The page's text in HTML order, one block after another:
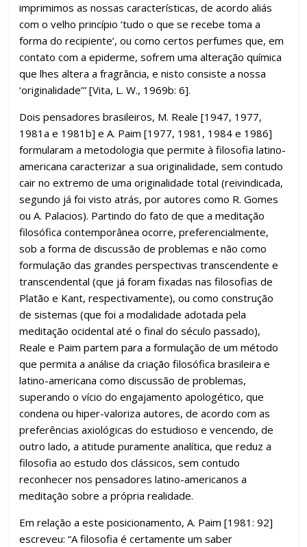
imprimimos as nossas características, de acordo aliás
com o velho princípio ‘tudo o que se recebe toma a
forma do recipiente’, ou como certos perfumes que, em
contato com a epiderme, sofrem uma alteração química
que lhes altera a fragrância, e nisto consiste a nossa
‘originalidade’” [Vita, L. W., 1969b: 6].
Dois pensadores brasileiros, M. Reale [1947, 1977,
1981a e 1981b] e A. Paim [1977, 1981, 1984 e 1986]
formularam a metodologia que permite à filosofia latino-
americana caracterizar a sua originalidade, sem contudo
cair no extremo de uma originalidade total (reivindicada,
segundo já foi visto atrás, por autores como R. Gomes
ou A. Palacios). Partindo do fato de que a meditação
filosófica contemporânea ocorre, preferencialmente,
sob a forma de discussão de problemas e não como
formulação das grandes perspectivas transcendente e
transcendental (que já foram fixadas nas filosofias de
Platão e Kant, respectivamente), ou como construção
de sistemas (que foi a modalidade adotada pela
meditação ocidental até o final do século passado),
Reale e Paim partem para a formulação de um método
que permita a análise da criação filosófica brasileira e
latino-americana como discussão de problemas,
superando o vício do engajamento apologético, que
condena ou hiper-valoriza autores, de acordo com as
preferências axiológicas do estudioso e vencendo, de
outro lado, a atitude puramente analítica, que reduz a
filosofia ao estudo dos clássicos, sem contudo
reconhecer nos pensadores latino-americanos a
meditação sobre a própria realidade.
Em relação a este posicionamento, A. Paim [1981: 92]
escreveu: “A filosofia é certamente um saber